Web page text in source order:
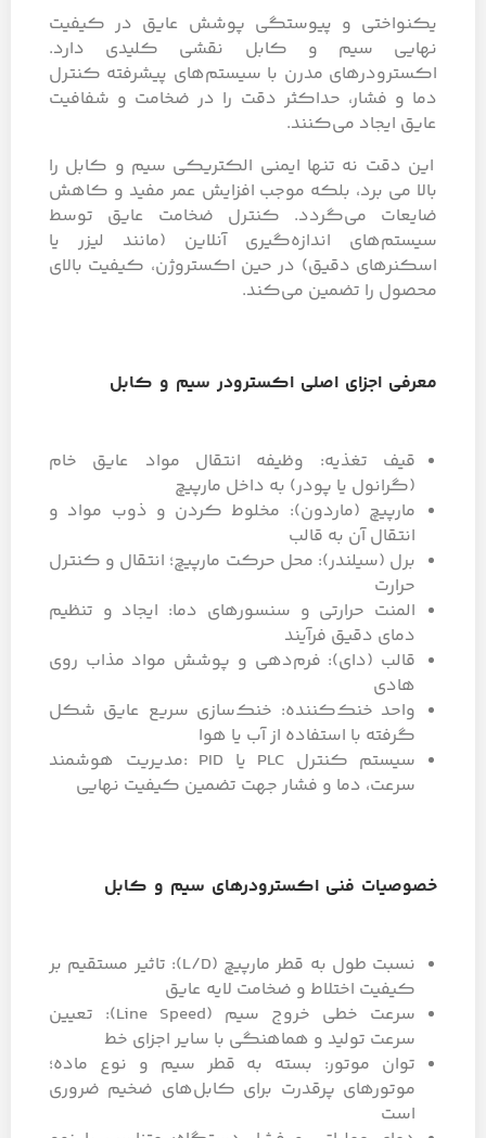
یکنواختی و پیوستگی پوشش عایق در کیفیت
نهایی سیم و کابل نقشی کلیدی دارد.
اکسترودرهای مدرن با سیستم‌های پیشرفته کنترل
دما و فشار، حداکثر دقت را در ضخامت و شفافیت
عایق ایجاد می‌کنند.
این دقت نه تنها ایمنی الکتریکی سیم و کابل را
بالا می برد، بلکه موجب افزایش عمر مفید و کاهش
ضایعات می‌گردد. کنترل ضخامت عایق توسط
سیستم‌های اندازه‌گیری آنلاین (مانند لیزر یا
اسکنرهای دقیق) در حین اکستروژن، کیفیت بالای
محصول را تضمین می‌کند.
معرفی اجزای اصلی اکسترودر سیم و کابل
قیف تغذیه: وظیفه انتقال مواد عایق خام
(گرانول یا پودر) به داخل مارپیچ
مارپیچ (ماردون): مخلوط کردن و ذوب مواد و
انتقال آن به قالب
برل (سیلندر): محل حرکت مارپیچ؛ انتقال و کنترل
حرارت
المنت حرارتی و سنسورهای دما: ایجاد و تنظیم
دمای دقیق فرآیند
قالب (دای): فرم‌دهی و پوشش مواد مذاب روی
هادی
واحد خنک‌کننده: خنک‌سازی سریع عایق شکل
گرفته با استفاده از آب یا هوا
سیستم کنترل PLC یا PID :مدیریت هوشمند
سرعت، دما و فشار جهت تضمین کیفیت نهایی
خصوصیات فنی اکسترودرهای سیم و کابل
نسبت طول به قطر مارپیچ (L/D): تاثیر مستقیم بر
کیفیت اختلاط و ضخامت لایه عایق
سرعت خطی خروج سیم (Line Speed): تعیین
سرعت تولید و هماهنگی با سایر اجزای خط
توان موتور: بسته به قطر سیم و نوع ماده؛
موتورهای پرقدرت برای کابل‌های ضخیم ضروری
است